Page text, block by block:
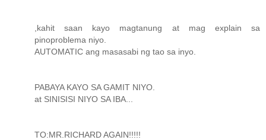
,kahit saan kayo magtanung at mag explain sa
pinoproblema niyo.
AUTOMATIC ang masasabi ng tao sa inyo.
PABAYA KAYO SA GAMIT NIYO.
at SINISISI NIYO SA IBA...
TO:MR.RICHARD AGAIN!!!!!